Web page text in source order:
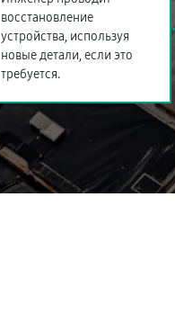
восстановление
устройства, используя
новые детали, если это
требуется.